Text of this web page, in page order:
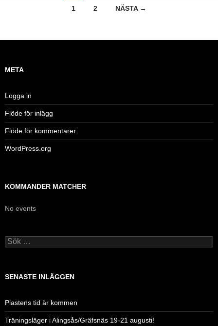
Inläggsnavigering
1 2 NÄSTA →
META
Logga in
Flöde för inlägg
Flöde för kommentarer
WordPress.org
KOMMANDER MATCHER
No events
Sök
efter:
SENASTE INLÄGGEN
Plastens tid är kommen
Träningsläger i Alingsås/Gräfsnäs 19-21 augusti!